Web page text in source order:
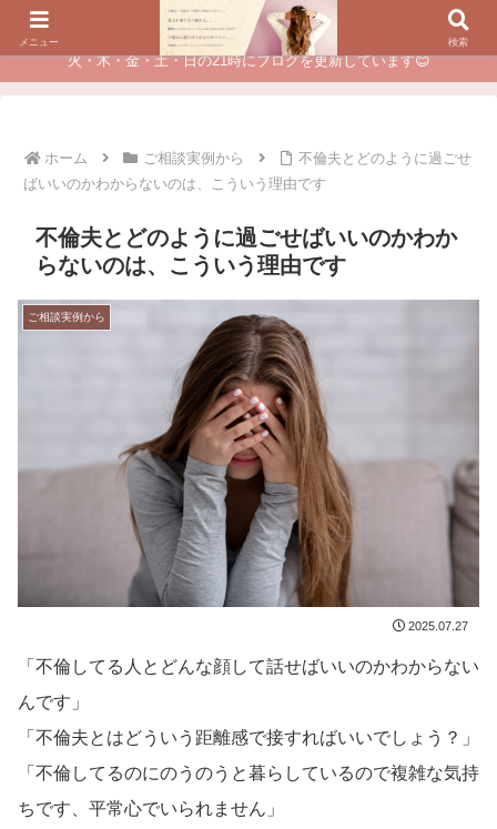
夫に不倫されたつらい経験が、あなたのチャンスに変わるカウンセリング
火・木・金・土・日の21時にブログを更新しています😊
ホーム ご相談実例から
不倫夫とどのように過ごせ
ばいいのかわからないのは、こういう理由です
不倫夫とどのように過ごせばいいのかわか
らないのは、こういう理由です
ご相談実例から
2025.07.27
「不倫してる人とどんな顔して話せばいいのかわからない
んです」
「不倫夫とはどういう距離感で接すればいいでしょう？」
「不倫してるのにのうのうと暮らしているので複雑な気持
ちです、平常心でいられません」
メニュー 検索